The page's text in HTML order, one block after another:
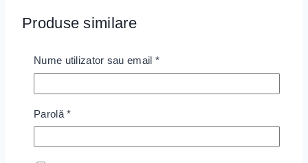
Produse similare
Wishlist
Nume utilizator sau email *
Parolă*